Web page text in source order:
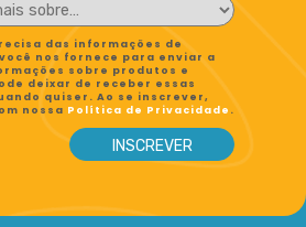
das informações de
nos fornece para enviar a
sobre produtos e
deixar de receber essas
quiser. Ao se inscrever,
nossa Política de Privacidade .